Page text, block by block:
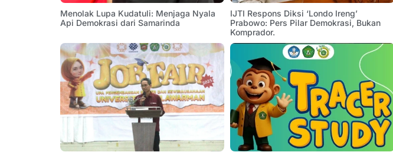
Menolak Lupa Kudatuli: Menjaga Nyala
Api Demokrasi dari Samarinda
IJTI Respons Diksi ‘Londo Ireng’
Prabowo: Pers Pilar Demokrasi, Bukan
Komprador.